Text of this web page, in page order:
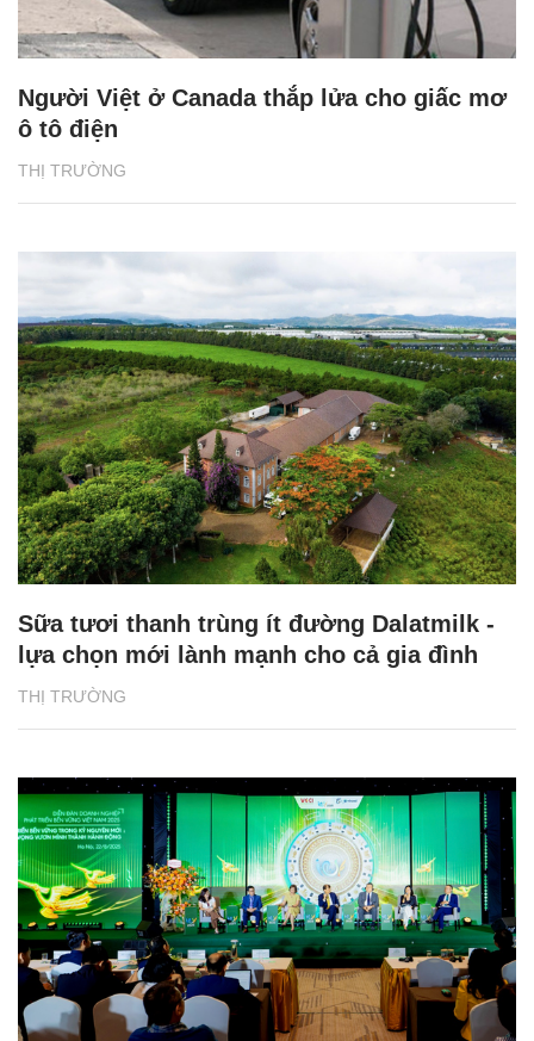
THỊ TRƯỜNG
Người Việt ở Canada thắp lửa cho giấc mơ
ô tô điện
THỊ TRƯỜNG
Sữa tươi thanh trùng ít đường Dalatmilk -
lựa chọn mới lành mạnh cho cả gia đình